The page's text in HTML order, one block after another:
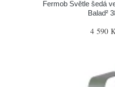
Fermob Světle šedá
Balad²
4 590